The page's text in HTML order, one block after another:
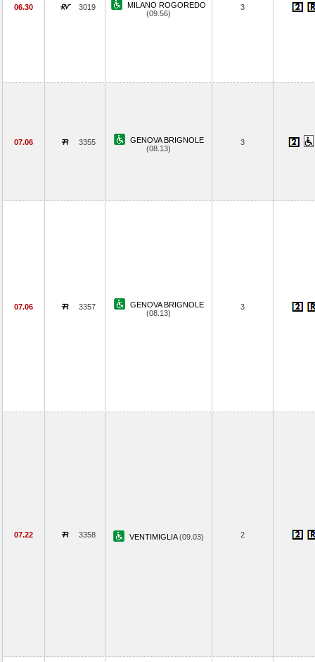
06.30 3019
MILANO ROGOREDO
(09.56)
3
07.06 3355
GENOVA BRIGNOLE
(08.13)
3
07.06 3357
GENOVA BRIGNOLE
(08.13)
3
07.22 3358 VENTIMIGLIA(09.03) 2